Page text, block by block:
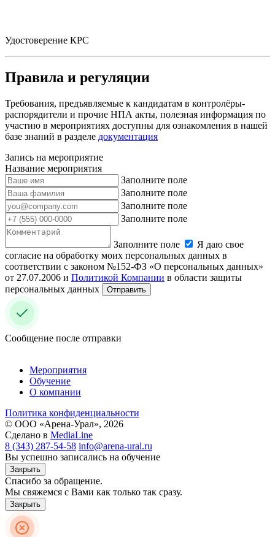
Удостоверение КРС
Правила и регуляции
Требования, предъявляемые к кандидатам в контролёры-
распорядители и прочие НПА акты, полезная информация по
участию в мероприятиях доступны для ознакомления в нашей
базе знаний в разделе документация
Запись на мероприятие
Название мероприятия
Заполните поле
Заполните поле
Заполните поле
Заполните поле
Заполните поле
Я даю свое
согласие на обработку моих персональных данных в
соответствии с законом №152-ФЗ «О персональных данных»
от 27.07.2006 и Политикой Компании в области защиты
персональных данных
Отправить
Сообщение после отправки
Мероприятия
Обучение
О компании
Политика конфиденциальности
© ООО «Арена-Урал», 2026
Сделано в MediaLine
8 (343) 287-54-58 info@arena-ural.ru
Вы успешно записались на обучение
Закрыть
Спасибо за обращение.
Мы свяжемся с Вами как только так сразу.
Закрыть